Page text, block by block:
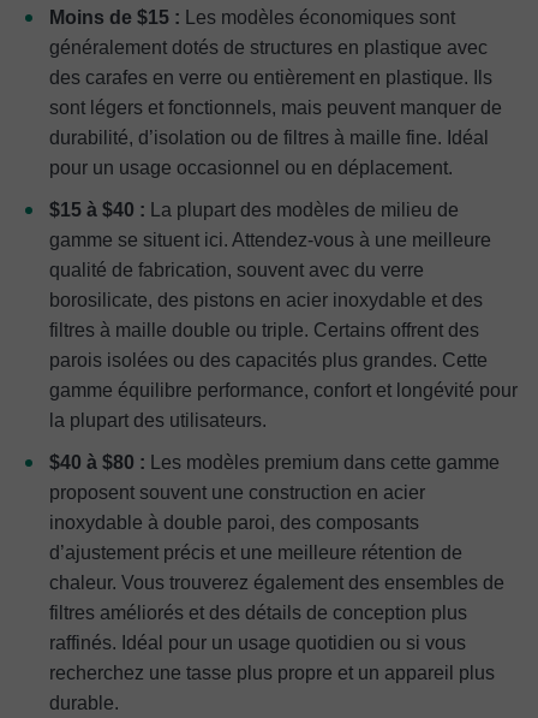
Moins de $15 : Les modèles économiques sont
généralement dotés de structures en plastique avec
des carafes en verre ou entièrement en plastique. Ils
sont légers et fonctionnels, mais peuvent manquer de
durabilité, d’isolation ou de filtres à maille fine. Idéal
pour un usage occasionnel ou en déplacement.
$15 à $40 : La plupart des modèles de milieu de
gamme se situent ici. Attendez-vous à une meilleure
qualité de fabrication, souvent avec du verre
borosilicate, des pistons en acier inoxydable et des
filtres à maille double ou triple. Certains offrent des
parois isolées ou des capacités plus grandes. Cette
gamme équilibre performance, confort et longévité pour
la plupart des utilisateurs.
$40 à $80 : Les modèles premium dans cette gamme
proposent souvent une construction en acier
inoxydable à double paroi, des composants
d’ajustement précis et une meilleure rétention de
chaleur. Vous trouverez également des ensembles de
filtres améliorés et des détails de conception plus
raffinés. Idéal pour un usage quotidien ou si vous
recherchez une tasse plus propre et un appareil plus
durable.